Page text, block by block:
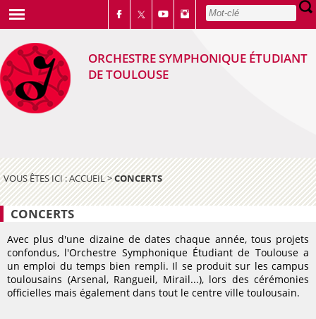
ORCHESTRE SYMPHONIQUE ÉTUDIANT
DE TOULOUSE
VOUS ÊTES ICI :ACCUEIL>CONCERTS
CONCERTS
Avec plus d'une dizaine de dates chaque année, tous projets
confondus, l'Orchestre Symphonique Étudiant de Toulouse a
un emploi du temps bien rempli. Il se produit sur les campus
toulousains (Arsenal, Rangueil, Mirail...), lors des cérémonies
officielles mais également dans tout le centre ville toulousain.